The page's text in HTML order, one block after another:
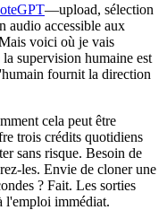
—upload, sélection
audio accessible aux
voici où je vais
supervision humaine est
fournit la direction
cela peut être
trois crédits quotidiens
sans risque. Besoin de
les. Envie de cloner une
? Fait. Les sorties
l'emploi immédiat.